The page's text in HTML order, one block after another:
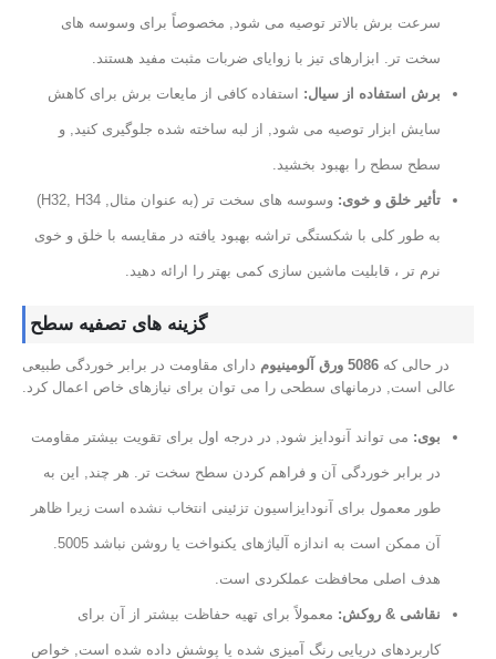
سرعت برش بالاتر توصیه می شود, مخصوصاً برای وسوسه های
سخت تر. ابزارهای تیز با زوایای ضربات مثبت مفید هستند.
برش استفاده از سیال: استفاده کافی از مایعات برش برای کاهش
سایش ابزار توصیه می شود, از لبه ساخته شده جلوگیری کنید, و
سطح سطح را بهبود بخشید.
تأثیر خلق و خوی: وسوسه های سخت تر (به عنوان مثال, H32, H34)
به طور کلی با شکستگی تراشه بهبود یافته در مقایسه با خلق و خوی
نرم تر ، قابلیت ماشین سازی کمی بهتر را ارائه دهید.
گزینه های تصفیه سطح
در حالی که 5086 ورق آلومینیوم
دارای مقاومت در برابر خوردگی طبیعی
عالی است, درمانهای سطحی را می توان برای نیازهای خاص اعمال کرد.
بوی: می تواند آنودایز شود, در درجه اول برای تقویت بیشتر مقاومت
در برابر خوردگی آن و فراهم کردن سطح سخت تر. هر چند, این به
طور معمول برای آنودایزاسیون تزئینی انتخاب نشده است زیرا ظاهر
آن ممکن است به اندازه آلیاژهای یکنواخت یا روشن نباشد 5005.
هدف اصلی محافظت عملکردی است.
نقاشی & روکش: معمولاً برای تهیه حفاظت بیشتر از آن برای
کاربردهای دریایی رنگ آمیزی شده یا پوشش داده شده است, خواص